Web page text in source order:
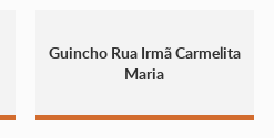
Guincho Rua Irmã Carmelita
Maria